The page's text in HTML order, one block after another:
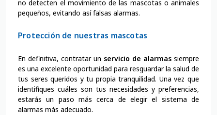
no detecten el movimiento de las mascotas o animales
pequeños, evitando así falsas alarmas.
Protección de nuestras mascotas
En definitiva, contratar un servicio de alarmas siempre
es una excelente oportunidad para resguardar la salud de
tus seres queridos y tu propia tranquilidad. Una vez que
identifiques cuáles son tus necesidades y preferencias,
estarás un paso más cerca de elegir el sistema de
alarmas más adecuado.